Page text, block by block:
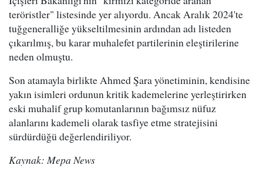
teröristler" listesinde yer alıyordu. Ancak Aralık 2024'te
tuğgeneralliğe yükseltilmesinin ardından adı listeden
çıkarılmış, bu karar muhalefet partilerinin eleştirilerine
neden olmuştu.
Son atamayla birlikte Ahmed Şara yönetiminin, kendisine
yakın isimleri ordunun kritik kademelerine yerleştirirken
eski muhalif grup komutanlarının bağımsız nüfuz
alanlarını kademeli olarak tasfiye etme stratejisini
sürdürdüğü değerlendiriliyor.
Kaynak: Mepa News